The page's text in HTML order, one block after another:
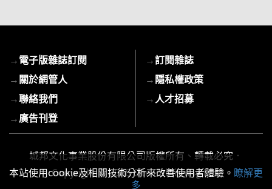
mail
→電子版雜誌訂閱
→關於網管人
→聯絡我們
→廣告刊登
→訂閱雜誌
→隱私權政策
→ 人才招募
城邦文化事業股份有限公司版權所有、轉載必究．
Copyright © 2026 Cite Publishing Ltd.
本站使用cookie及相關技術分析來改善使用者體驗。 瞭解更
多